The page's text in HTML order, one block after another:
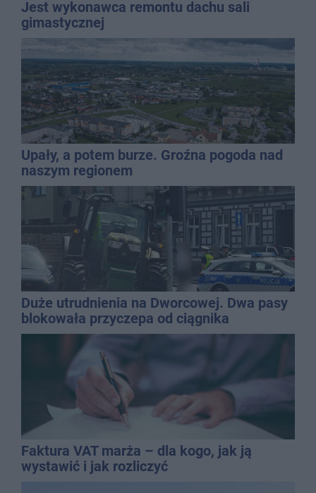
Jest wykonawca remontu dachu sali
gimastycznej
Upały, a potem burze. Groźna pogoda nad
naszym regionem
Duże utrudnienia na Dworcowej. Dwa pasy
blokowała przyczepa od ciągnika
Faktura VAT marża – dla kogo, jak ją
wystawić i jak rozliczyć